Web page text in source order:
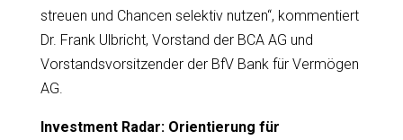
streuen und Chancen selektiv nutzen“, kommentiert
Dr. Frank Ulbricht, Vorstand der BCA AG und
Vorstandsvorsitzender der BfV Bank für Vermögen
AG.
Investment Radar: Orientierung für